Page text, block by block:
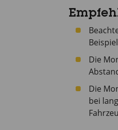
Die
Die
bei